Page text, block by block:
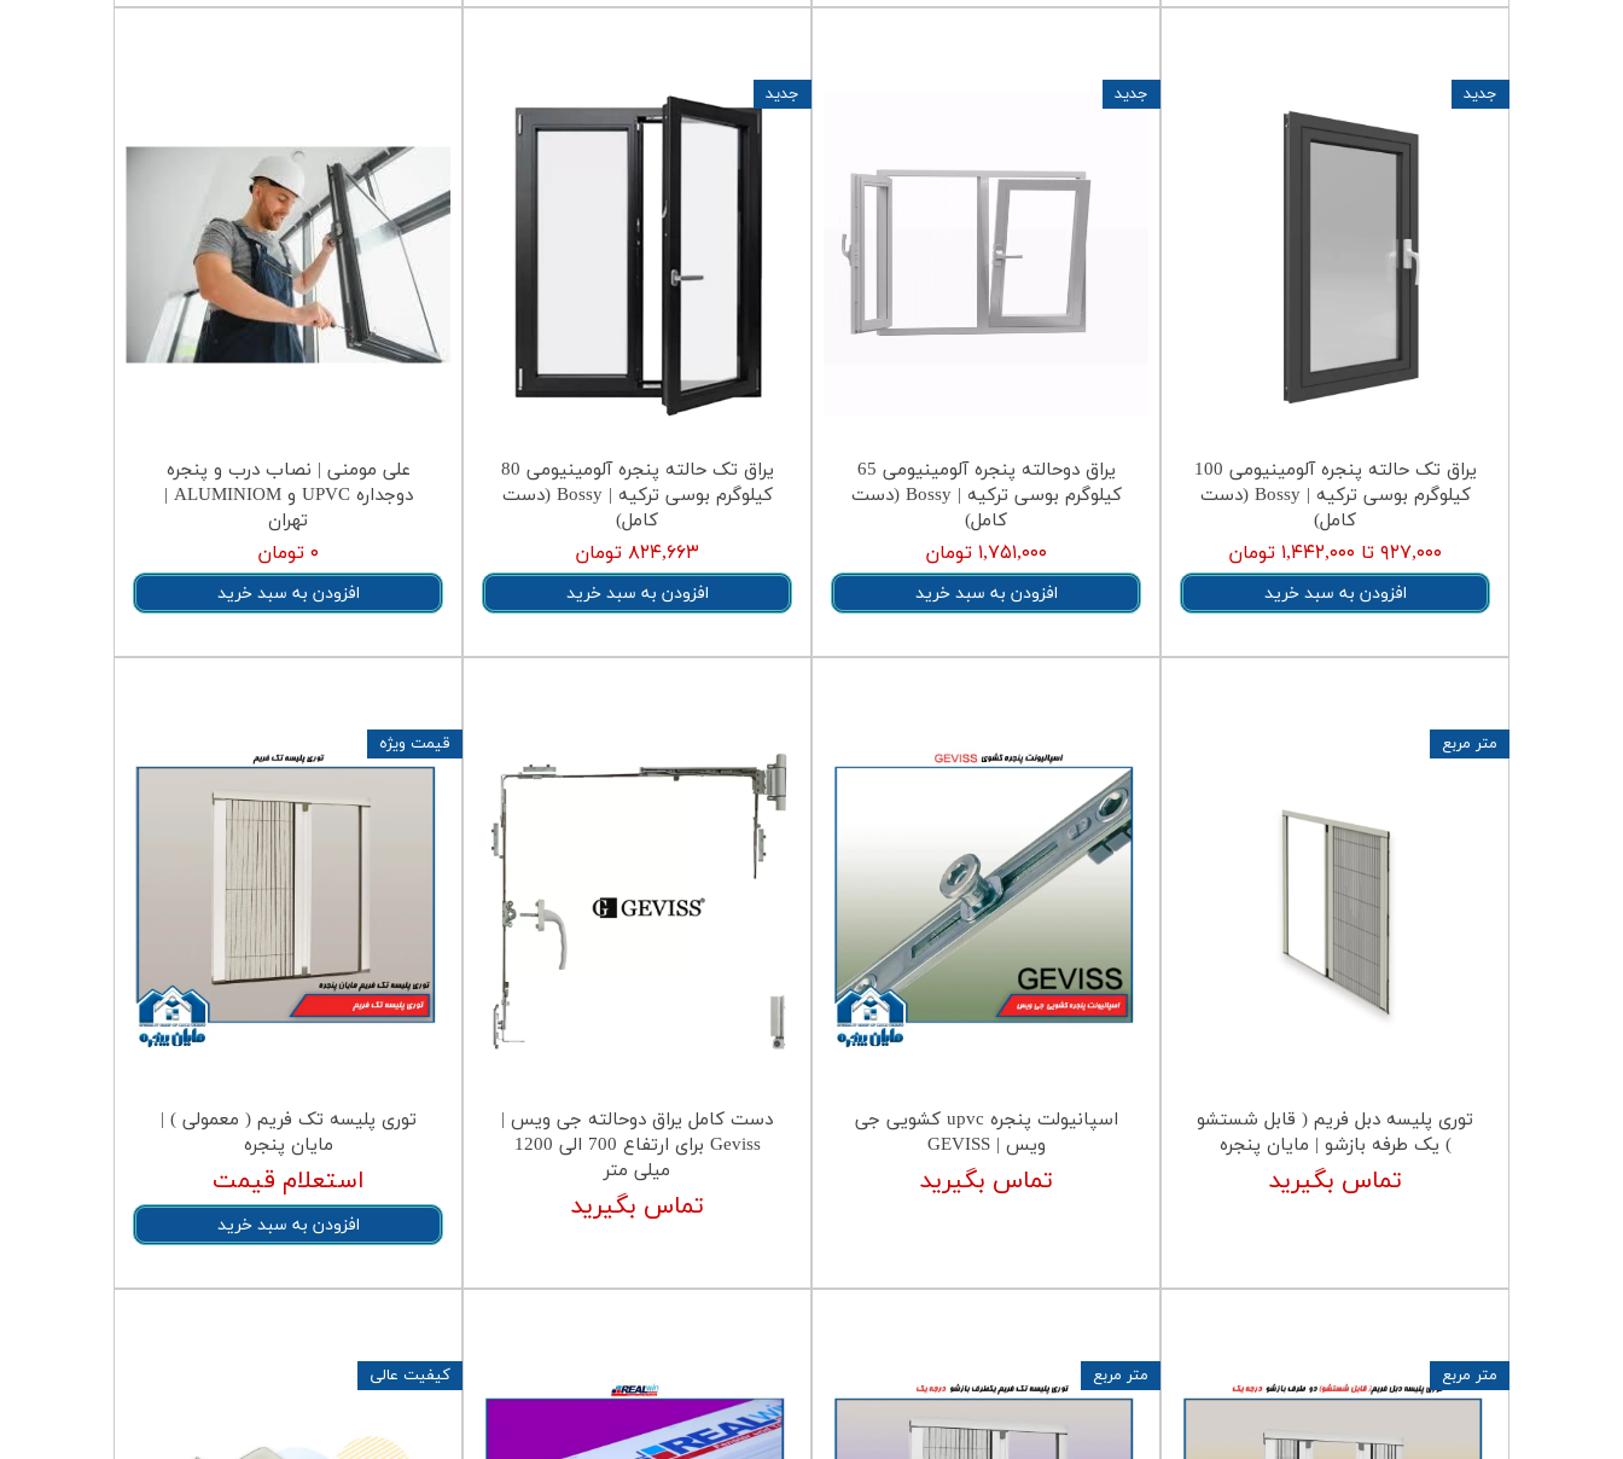
یراق تک حالته پنجره آلومینیومی 100
کیلوگرم بوسی ترکیه | Bossy (دست
کامل)
۹۲۷,۰۰۰ تا ۱,۴۴۲,۰۰۰ تومان
افزودن به سبد خرید
جدید
یراق دوحالته پنجره آلومینیومی 65
کیلوگرم بوسی ترکیه | Bossy (دست
کامل)
۱,۷۵۱,۰۰۰ تومان
افزودن به سبد خرید
جدید
یراق تک حالته پنجره آلومینیومی 80
کیلوگرم بوسی ترکیه | Bossy (دست
کامل)
۸۲۴,۶۶۳ تومان
افزودن به سبد خرید
جدید
علی مومنی | نصاب درب و پنجره
دوجداره UPVC و ALUMINIOM |
تهران
۰ تومان
افزودن به سبد خرید
توری پلیسه دبل فریم ( قابل شستشو
) یک طرفه بازشو | مایان پنجره
تماس بگیرید
متر مربع
اسپانیولت پنجره upvc کشویی جی
ویس | GEVISS
تماس بگیرید
دست کامل یراق دوحالته جی ویس |
Geviss برای ارتفاع 700 الی 1200
میلی متر
تماس بگیرید
توری پلیسه تک فریم ( معمولی ) |
مایان پنجره
استعلام قیمت
افزودن به سبد خرید
قیمت ویژه
متر مربع متر مربع کیفیت عالی